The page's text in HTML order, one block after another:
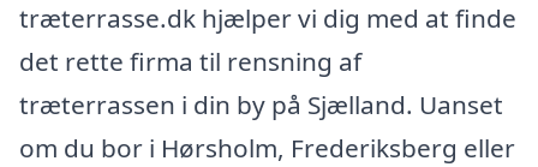
træterrasse.dk hjælper vi dig med at finde
det rette firma til rensning af
træterrassen i din by på Sjælland. Uanset
om du bor i Hørsholm, Frederiksberg eller